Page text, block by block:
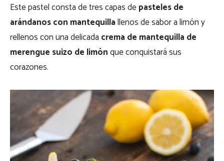
Este pastel consta de tres capas depasteles de
arándanos con mantequillallenos de sabor a limón y
rellenos con una delicada crema de mantequilla de
merengue suizo de limónque conquistará sus
corazones.